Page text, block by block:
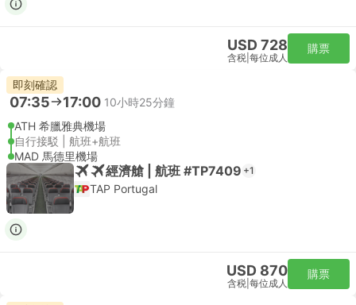
USD 728
含税 每位成人
購票
即刻確認
07:35 17:00 10小時25分鐘
ATH 希臘雅典機場
自行接駁 | 航班+航班
MAD 馬德里機場
經濟艙 | 航班 #TP7409 +1
TAP Portugal
USD 870
含税 每位成人
購票